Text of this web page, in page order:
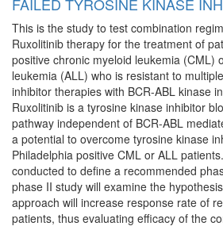
FAILED TYROSINE KINASE
This is the study to test combination
Ruxolitinib therapy for the treatment of
positive chronic myeloid leukemia (CML)
leukemia (ALL) who is resistant to
inhibitor therapies with BCR-ABL kinase
Ruxolitinib is a tyrosine kinase inhibitor
pathway independent of BCR-ABL
a potential to overcome tyrosine kinase
Philadelphia positive CML or ALL
conducted to define a recommended
phase II study will examine the
approach will increase response rate of
patients, thus evaluating efficacy of the